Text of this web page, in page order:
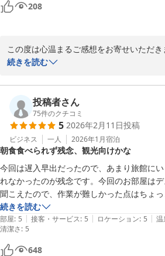
208
この度は心温まるご感想をお寄せいただ
ざいます。
空間づくりに努めてまいります。
ぜひまたご家族皆様でお越しくださいま
を心よりお待ちしております。
宝永旅館
2026-07-02
続きを読む
投稿者さん
75件のクチコミ
5 2026年2月11日投稿
ビジネス 一人 2026年1月宿泊
朝食食べられず残念、観光向けかな
今回は遅入早出だったので、あまり旅館に
れなかったのが残念です。今回のお部屋は
聞こえたので、作業が難しかった点はちょ
値段を考えるとおつりがくるかなと思います
るビジネスパーソン、というよりは、福井の
なと思います。次回は観光でのんびり楽しま
続きを読む
部屋: 5 | 接客・サービス: 5 | ロケーション: 5 | 温
清潔さ: 5
648